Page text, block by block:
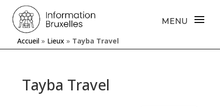
Accueil » Lieux » Tayba Travel
Tayba Travel